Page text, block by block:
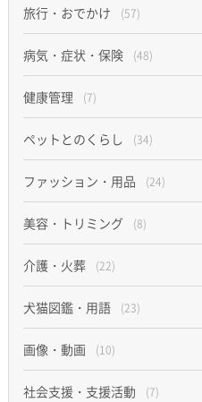
旅行・おでかけ (57)
病気・症状・保険 (48)
健康管理 (7)
ペットとのくらし (34)
ファッション・用品 (24)
美容・トリミング (8)
介護・火葬 (22)
犬猫図鑑・用語 (23)
画像・動画 (10)
社会支援・支援活動 (7)